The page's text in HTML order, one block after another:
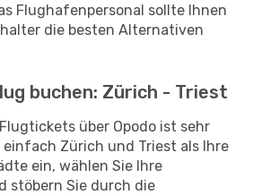
Flughafenpersonal sollte Ihnen
die besten Alternativen
buchen: Zürich - Triest
über Opodo ist sehr
einfach Zürich und Triest als Ihre
ein, wählen Sie Ihre
stöbern Sie durch die